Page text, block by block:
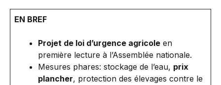
EN BREF
Projet de loi d’urgence agricole en
première lecture à l’Assemblée nationale.
Mesures phares: stockage de l’eau, prix
plancher, protection des élevages contre le